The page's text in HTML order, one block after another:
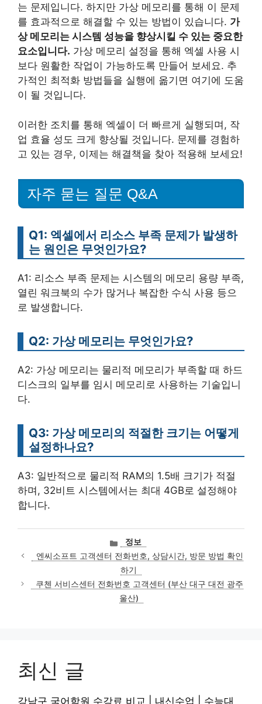
는 문제입니다. 하지만 가상 메모리를 통해 이 문제
를 효과적으로 해결할 수 있는 방법이 있습니다. 가
상 메모리는 시스템 성능을 향상시킬 수 있는 중요한
요소입니다. 가상 메모리 설정을 통해 엑셀 사용 시
보다 원활한 작업이 가능하도록 만들어 보세요. 추
가적인 최적화 방법들을 실행에 옮기면 여기에 도움
이 될 것입니다.
이러한 조치를 통해 엑셀이 더 빠르게 실행되며, 작
업 효율 성도 크게 향상될 것입니다. 문제를 경험하
고 있는 경우, 이제는 해결책을 찾아 적용해 보세요!
자주 묻는 질문 Q&A
Q1: 엑셀에서 리소스 부족 문제가 발생하
는 원인은 무엇인가요?
A1: 리소스 부족 문제는 시스템의 메모리 용량 부족,
열린 워크북의 수가 많거나 복잡한 수식 사용 등으
로 발생합니다.
Q2: 가상 메모리는 무엇인가요?
A2: 가상 메모리는 물리적 메모리가 부족할 때 하드
디스크의 일부를 임시 메모리로 사용하는 기술입니
다.
Q3: 가상 메모리의 적절한 크기는 어떻게
설정하나요?
A3: 일반적으로 물리적 RAM의 1.5배 크기가 적절
하며, 32비트 시스템에서는 최대 4GB로 설정해야
합니다.
카
테
고
리
정보
엔씨소프트 고객센터 전화번호, 상담시간, 방문 방법 확인
하기
쿠첸 서비스센터 전화번호 고객센터 (부산 대구 대전 광주
울산)
최신 글
강남구 국어학원 수강료 비교 | 내신수업 | 수능대